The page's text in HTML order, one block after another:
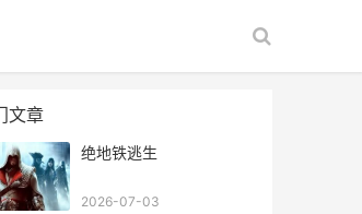
文章
绝地铁逃生
2026-07-03